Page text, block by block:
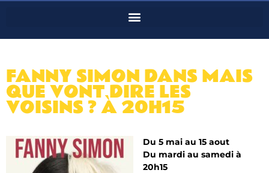
FANNY SIMON DANS MAIS
QUE VONT DIRE LES
VOISINS ? À 20H15
Du 5 mai au 15 aout
Du mardi au samedi à
20h15